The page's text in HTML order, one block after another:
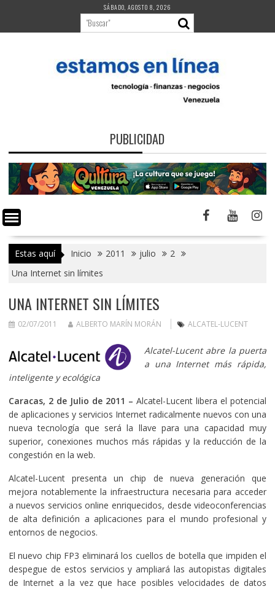
contenido
SÁBADO, AGOSTO 8, 2026
PUBLICIDAD
Estas aquí Inicio 2011 julio
2
Una Internet sin límites
UNA INTERNET SIN LÍMITES
02/07/2011 ALBERTO MARÍN MORÁN ALCATEL-LUCENT
Alcatel-Lucent abre la puerta
a una Internet más rápida,
inteligente y ecológica
Caracas, 2 de Julio de 2011 – Alcatel-Lucent libera el potencial
de aplicaciones y servicios Internet radicalmente nuevos con una
nueva tecnología que será la llave para una capacidad muy
superior, conexiones muchos más rápidas y la reducción de la
congestión en la web.
Alcatel-Lucent presenta un chip de nueva generación que
mejora notablemente la infraestructura necesaria para acceder
a nuevos servicios online enriquecidos, desde videoconferencias
de alta definición a aplicaciones para el mundo profesional y
entornos de negocios.
El nuevo chip FP3 eliminará los cuellos de botella que impiden el
despegue de estos servicios y ampliará las autopistas digitales
de Internet a la vez que hace posibles velocidades de datos